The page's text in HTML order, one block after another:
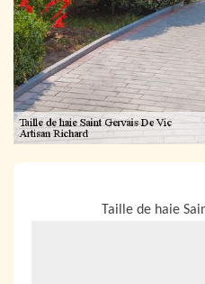
Taille de haie